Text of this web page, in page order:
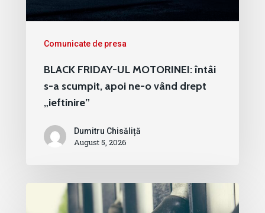
Comunicate de presa
BLACK FRIDAY-UL MOTORINEI: întâi
s-a scumpit, apoi ne-o vând drept
„ieftinire”
Dumitru Chisăliță
August 5, 2026